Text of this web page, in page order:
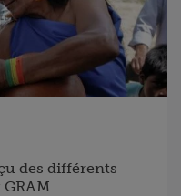
des différents